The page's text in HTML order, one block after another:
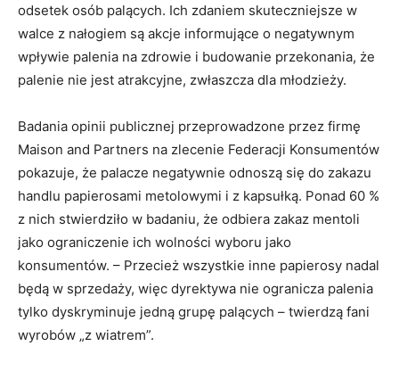
odsetek osób palących. Ich zdaniem skuteczniejsze w
walce z nałogiem są akcje informujące o negatywnym
wpływie palenia na zdrowie i budowanie przekonania, że
palenie nie jest atrakcyjne, zwłaszcza dla młodzieży.
Badania opinii publicznej przeprowadzone przez firmę
Maison and Partners na zlecenie Federacji Konsumentów
pokazuje, że palacze negatywnie odnoszą się do zakazu
handlu papierosami metolowymi i z kapsułką. Ponad 60 %
z nich stwierdziło w badaniu, że odbiera zakaz mentoli
jako ograniczenie ich wolności wyboru jako
konsumentów. – Przecież wszystkie inne papierosy nadal
będą w sprzedaży, więc dyrektywa nie ogranicza palenia
tylko dyskryminuje jedną grupę palących – twierdzą fani
wyrobów „z wiatrem”.